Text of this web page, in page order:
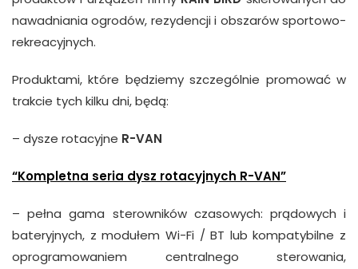
nawadniania ogrodów, rezydencji i obszarów sportowo-
rekreacyjnych.
Produktami, które będziemy szczególnie promować w
trakcie tych kilku dni, będą:
– dysze rotacyjne R-VAN
“Kompletna seria dysz rotacyjnych R-VAN”
– pełna gama sterowników czasowych: prądowych i
bateryjnych, z modułem Wi-Fi / BT lub kompatybilne z
oprogramowaniem centralnego sterowania,